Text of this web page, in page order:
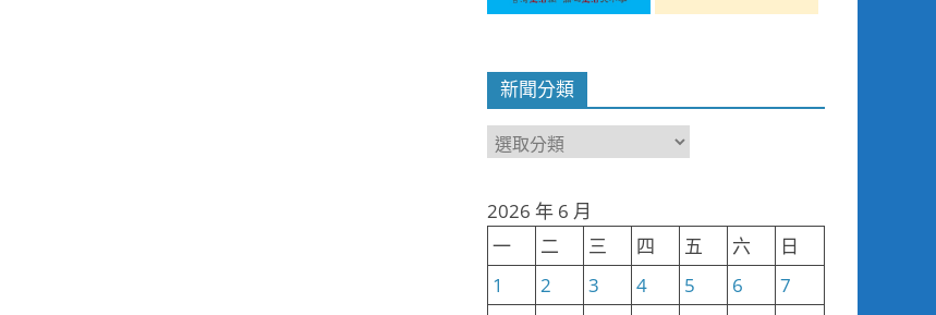
新聞分類
新
類
2026 年 6 月
一
二 三 四 五 六
日
1
2 3 4 5 6
7